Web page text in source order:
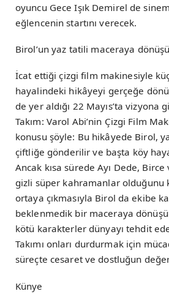
oyuncu Gece Işık Demirel de
eğlencenin startını verecek.
Birol’un yaz tatili maceraya
İcat ettiği çizgi film makinesiyle
hayalindeki hikâyeyi gerçeğe
de yer aldığı 22 Mayıs’ta vizyona
Takım: Varol Abi’nin Çizgi Film
konusu şöyle: Bu hikâyede Birol,
çiftliğe gönderilir ve başta köy
Ancak kısa sürede Ayı Dede, Birce
gizli süper kahramanlar olduğunu
ortaya çıkmasıyla Birol da ekibe
beklenmedik bir maceraya
kötü karakterler dünyayı tehdit
Takımı onları durdurmak için
süreçte cesaret ve dostluğun
Künye